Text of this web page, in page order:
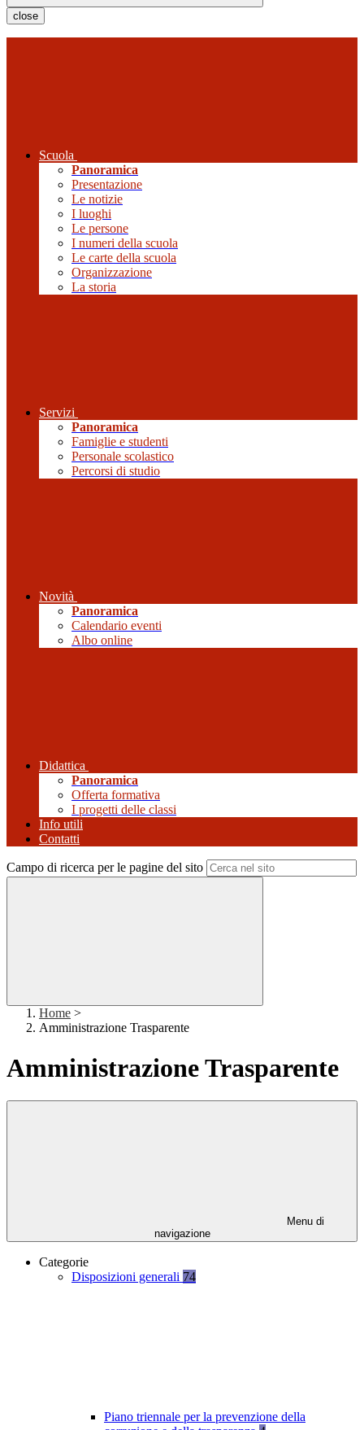
close
Scuola
Panoramica
Presentazione
Le notizie
I luoghi
Le persone
I numeri della scuola
Le carte della scuola
Organizzazione
La storia
Servizi
Panoramica
Famiglie e studenti
Personale scolastico
Percorsi di studio
Novità
Panoramica
Calendario eventi
Albo online
Didattica
Panoramica
Offerta formativa
I progetti delle classi
Info utili
Contatti
Campo di ricerca per le pagine del sito
Home >
Amministrazione Trasparente
Amministrazione Trasparente
Menu di
navigazione
Categorie
Disposizioni generali 74
Piano triennale per la prevenzione della